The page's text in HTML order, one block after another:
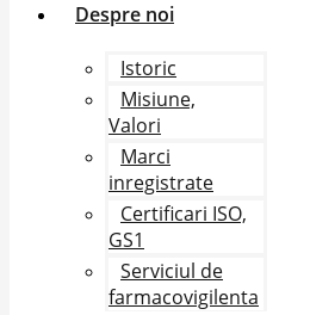
Despre noi
Istoric
Misiune,
Valori
Marci
inregistrate
Certificari ISO,
GS1
Serviciul de
farmacovigilenta